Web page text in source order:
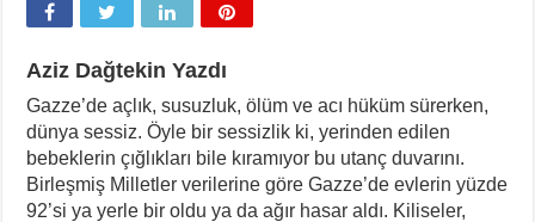
Aziz Dağtekin Yazdı
Gazze’de açlık, susuzluk, ölüm ve acı hüküm sürerken,
dünya sessiz. Öyle bir sessizlik ki, yerinden edilen
bebeklerin çığlıkları bile kıramıyor bu utanç duvarını.
Birleşmiş Milletler verilerine göre Gazze’de evlerin yüzde
92’si ya yerle bir oldu ya da ağır hasar aldı. Kiliseler,